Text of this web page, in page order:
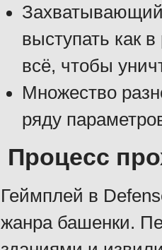
Захватывающий
выступать как
всё, чтобы
Множество
ряду
Процесс
Геймплей в
жанра башенки.